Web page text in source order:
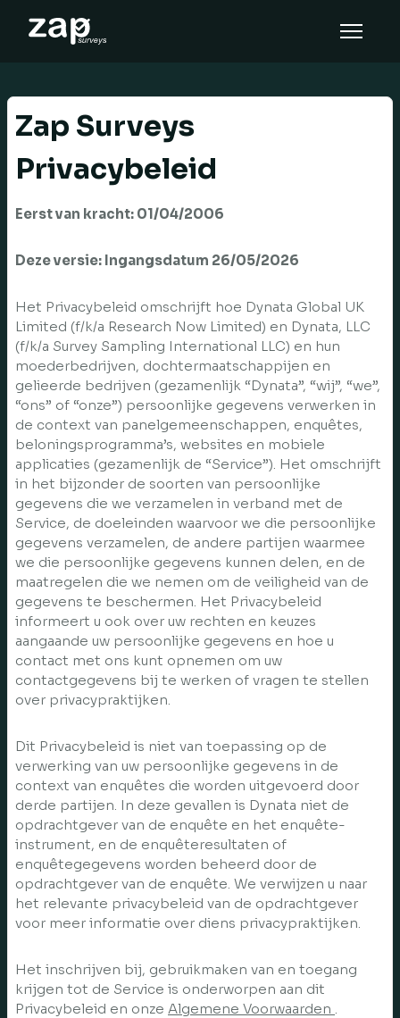
ID
Zap Surveys
Privacybeleid
Eerst van kracht: 01/04/2006
Deze versie: Ingangsdatum 26/05/2026
Het Privacybeleid omschrijft hoe Dynata Global UK
Limited (f/k/a Research Now Limited) en Dynata, LLC
(f/k/a Survey Sampling International LLC) en hun
moederbedrijven, dochtermaatschappijen en
gelieerde bedrijven (gezamenlijk “Dynata”, “wij”, “we”,
“ons” of “onze”) persoonlijke gegevens verwerken in
de context van panelgemeenschappen, enquêtes,
beloningsprogramma’s, websites en mobiele
applicaties (gezamenlijk de “Service”). Het omschrijft
in het bijzonder de soorten van persoonlijke
gegevens die we verzamelen in verband met de
Service, de doeleinden waarvoor we die persoonlijke
gegevens verzamelen, de andere partijen waarmee
we die persoonlijke gegevens kunnen delen, en de
maatregelen die we nemen om de veiligheid van de
gegevens te beschermen. Het Privacybeleid
informeert u ook over uw rechten en keuzes
aangaande uw persoonlijke gegevens en hoe u
contact met ons kunt opnemen om uw
contactgegevens bij te werken of vragen te stellen
over privacypraktijken.
Dit Privacybeleid is niet van toepassing op de
verwerking van uw persoonlijke gegevens in de
context van enquêtes die worden uitgevoerd door
derde partijen. In deze gevallen is Dynata niet de
opdrachtgever van de enquête en het enquête-
instrument, en de enquêteresultaten of
enquêtegegevens worden beheerd door de
opdrachtgever van de enquête. We verwijzen u naar
het relevante privacybeleid van de opdrachtgever
voor meer informatie over diens privacypraktijken.
Het inschrijven bij, gebruikmaken van en toegang
krijgen tot de Service is onderworpen aan dit
Privacybeleid en onze Algemene Voorwaarden .